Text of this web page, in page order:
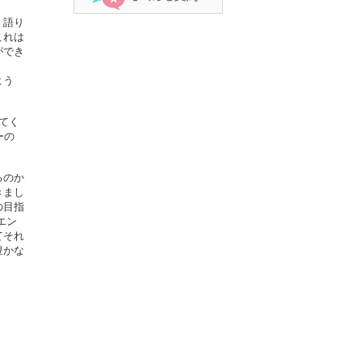
り
れは
き
く
の
のか
し
目指
ン
それ
かな